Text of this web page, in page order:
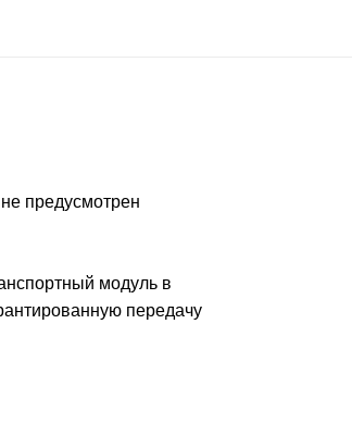
предусмотрен
модуль в
передачу